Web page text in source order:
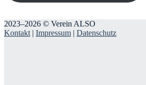
2023–2026 © Verein ALSO
Kontakt | Impressum | Datenschutz